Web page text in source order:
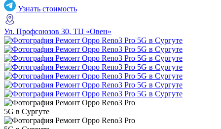
Узнать стоимость
Ул. Профсоюзов 30, ТЦ «Овен»